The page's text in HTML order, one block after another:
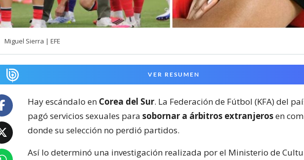
Miguel Sierra | EFE
VER RESUMEN
Hay escándalo en Corea del Sur. La Federación de Fútbol (KFA) del
pagó servicios sexuales para sobornar a árbitros extranjerosen
donde su selección no perdió partidos.
Así lo determinó una investigación realizada por el Ministerio de